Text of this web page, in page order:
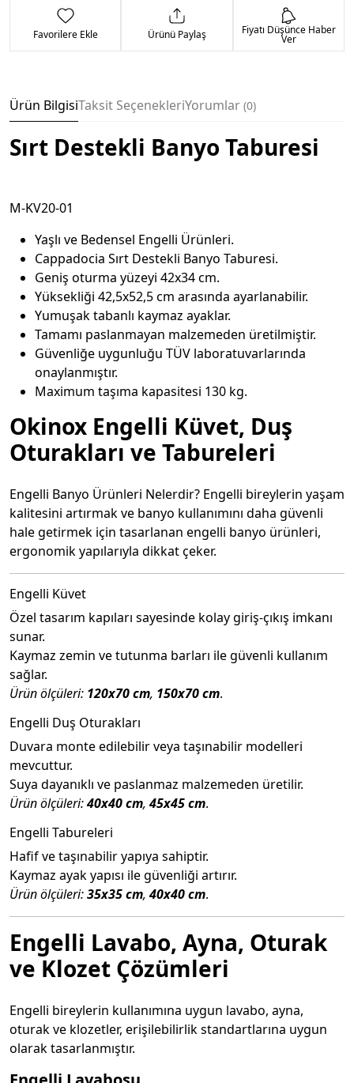
Favorilere Ekle Ürünü Paylaş Fiyatı Düşünce Haber
Ver
Ürün BilgisiTaksit SeçenekleriYorumlar 0
Sırt Destekli Banyo Taburesi
M-KV20-01
Yaşlı ve Bedensel Engelli Ürünleri.
Cappadocia Sırt Destekli Banyo Taburesi.
Geniş oturma yüzeyi 42x34 cm.
Yüksekliği 42,5x52,5 cm arasında ayarlanabilir.
Yumuşak tabanlı kaymaz ayaklar.
Tamamı paslanmayan malzemeden üretilmiştir.
Güvenliğe uygunluğu TÜV laboratuvarlarında
onaylanmıştır.
Maximum taşıma kapasitesi 130 kg.
Okinox Engelli Küvet, Duş
Oturakları ve Tabureleri
Engelli Banyo Ürünleri Nelerdir? Engelli bireylerin yaşam
kalitesini artırmak ve banyo kullanımını daha güvenli
hale getirmek için tasarlanan engelli banyo ürünleri,
ergonomik yapılarıyla dikkat çeker.
Engelli Küvet
Özel tasarım kapıları sayesinde kolay giriş-çıkış imkanı
sunar.
Kaymaz zemin ve tutunma barları ile güvenli kullanım
sağlar.
Ürün ölçüleri: 120x70 cm, 150x70 cm.
Engelli Duş Oturakları
Duvara monte edilebilir veya taşınabilir modelleri
mevcuttur.
Suya dayanıklı ve paslanmaz malzemeden üretilir.
Ürün ölçüleri:40x40 cm,45x45 cm.
Engelli Tabureleri
Hafif ve taşınabilir yapıya sahiptir.
Kaymaz ayak yapısı ile güvenliği artırır.
Ürün ölçüleri:35x35 cm,40x40 cm.
Engelli Lavabo, Ayna, Oturak
ve Klozet Çözümleri
Engelli bireylerin kullanımına uygun lavabo, ayna,
oturak ve klozetler, erişilebilirlik standartlarına uygun
olarak tasarlanmıştır.